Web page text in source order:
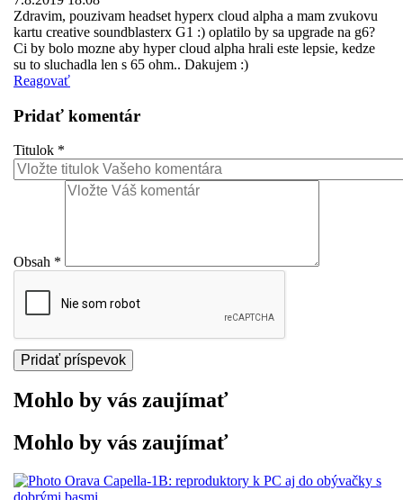
Zdravim, pouzivam headset hyperx cloud alpha a mam zvukovu
kartu creative soundblasterx G1 :) oplatilo by sa upgrade na g6?
Ci by bolo mozne aby hyper cloud alpha hrali este lepsie, kedze
su to sluchadla len s 65 ohm.. Dakujem :)
Reagovať
Pridať komentár
Titulok *
Obsah *
Mohlo by vás zaujímať
Mohlo by vás zaujímať